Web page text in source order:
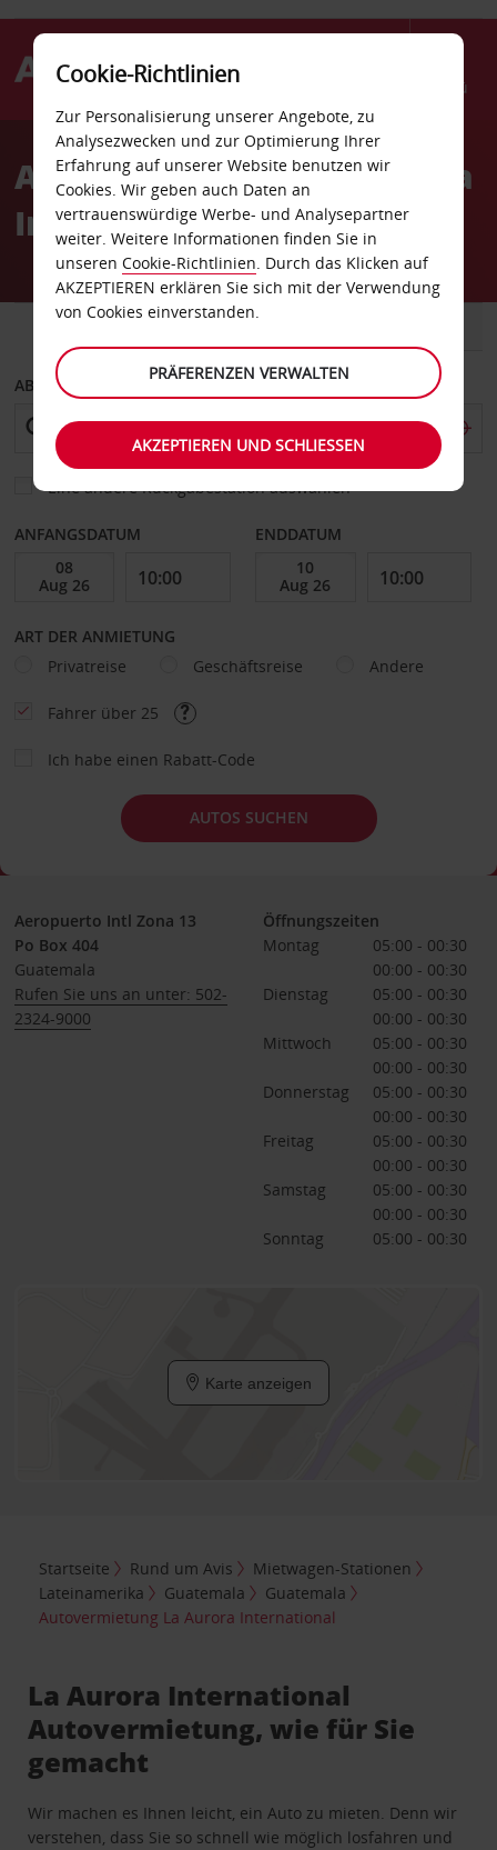
Menü
AvisAutovermietung La Aurora
International
ABHOLEN VON
Eine andere Rückgabestation auswählen
ANFANGSDATUM ENDDATUM
ART DER ANMIETUNG
Privatreise
Geschäftsreise Andere
Fahrer über 25
Ich habe einen Rabatt-Code
AUTOS SUCHEN
Aeropuerto Intl Zona 13
Po Box 404
Guatemala
Rufen Sie uns an unter: 502-
2324-9000
Öffnungszeiten
Montag
05:00 - 00:30
00:00 - 00:30
Dienstag
05:00 - 00:30
00:00 - 00:30
Mittwoch
05:00 - 00:30
00:00 - 00:30
Donnerstag
05:00 - 00:30
00:00 - 00:30
Freitag
05:00 - 00:30
00:00 - 00:30
Samstag
05:00 - 00:30
00:00 - 00:30
Sonntag
05:00 - 00:30
Karte anzeigen
Startseite Rund um Avis
Mietwagen-Stationen
Lateinamerika
Guatemala
Guatemala
Autovermietung La Aurora International
La Aurora International
Autovermietung, wie für Sie
gemacht
Wir machen es Ihnen leicht, ein Auto zu mieten. Denn wir
verstehen, dass Sie so schnell wie möglich losfahren und
Cookie-Richtlinien
Zur Personalisierung unserer Angebote, zu
Analysezwecken und zur Optimierung Ihrer
Erfahrung auf unserer Website benutzen wir
Cookies. Wir geben auch Daten an
vertrauenswürdige Werbe- und Analysepartner
weiter. Weitere Informationen finden Sie in
unseren Cookie-Richtlinien. Durch das Klicken auf
AKZEPTIEREN erklären Sie sich mit der Verwendung
von Cookies einverstanden.
PRÄFERENZEN VERWALTEN
AKZEPTIEREN UND SCHLIESSEN